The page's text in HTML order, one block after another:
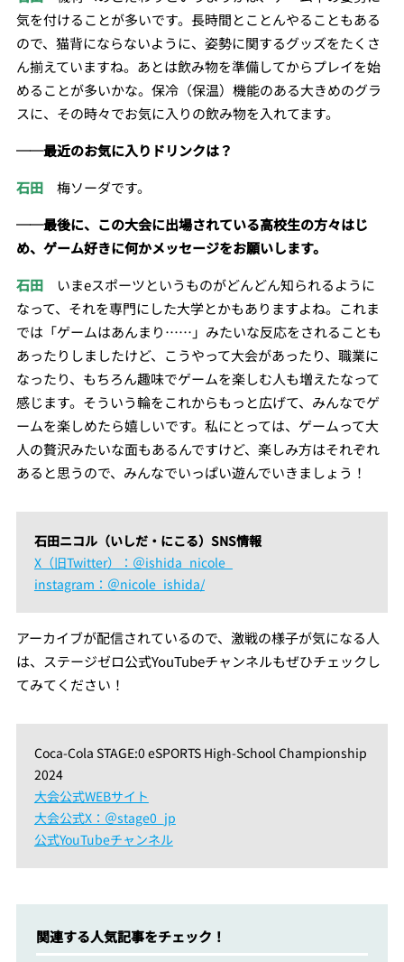
気を付けることが多いです。長時間とことんやることもある
ので、猫背にならないように、姿勢に関するグッズをたくさ
ん揃えていますね。あとは飲み物を準備してからプレイを始
めることが多いかな。保冷（保温）機能のある大きめのグラ
スに、その時々でお気に入りの飲み物を入れてます。
──最近のお気に入りドリンクは？
石田梅ソーダです。
──最後に、この大会に出場されている高校生の方々はじ
め、ゲーム好きに何かメッセージをお願いします。
石田いまeスポーツというものがどんどん知られるように
なって、それを専門にした大学とかもありますよね。これま
では「ゲームはあんまり……」みたいな反応をされることも
あったりしましたけど、こうやって大会があったり、職業に
なったり、もちろん趣味でゲームを楽しむ人も増えたなって
感じます。そういう輪をこれからもっと広げて、みんなでゲ
ームを楽しめたら嬉しいです。私にとっては、ゲームって大
人の贅沢みたいな面もあるんですけど、楽しみ方はそれぞれ
あると思うので、みんなでいっぱい遊んでいきましょう！
石田ニコル（いしだ・にこる）SNS情報
X（旧Twitter）：＠ishida_nicole_
instagram：＠nicole_ishida/
アーカイブが配信されているので、激戦の様子が気になる人
は、ステージゼロ公式YouTubeチャンネルもぜひチェックし
てみてください！
Coca-Cola STAGE:0 eSPORTS High-School Championship
2024
大会公式WEBサイト
大会公式X：＠stage0_jp
公式YouTubeチャンネル
関連する人気記事をチェック！